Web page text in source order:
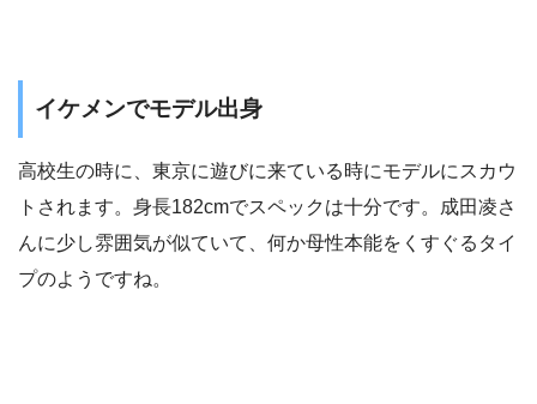
イケメンでモデル出身
高校生の時に、東京に遊びに来ている時にモデルにスカウ
トされます。身長182cmでスペックは十分です。成田凌さ
んに少し雰囲気が似ていて、何か母性本能をくすぐるタイ
プのようですね。